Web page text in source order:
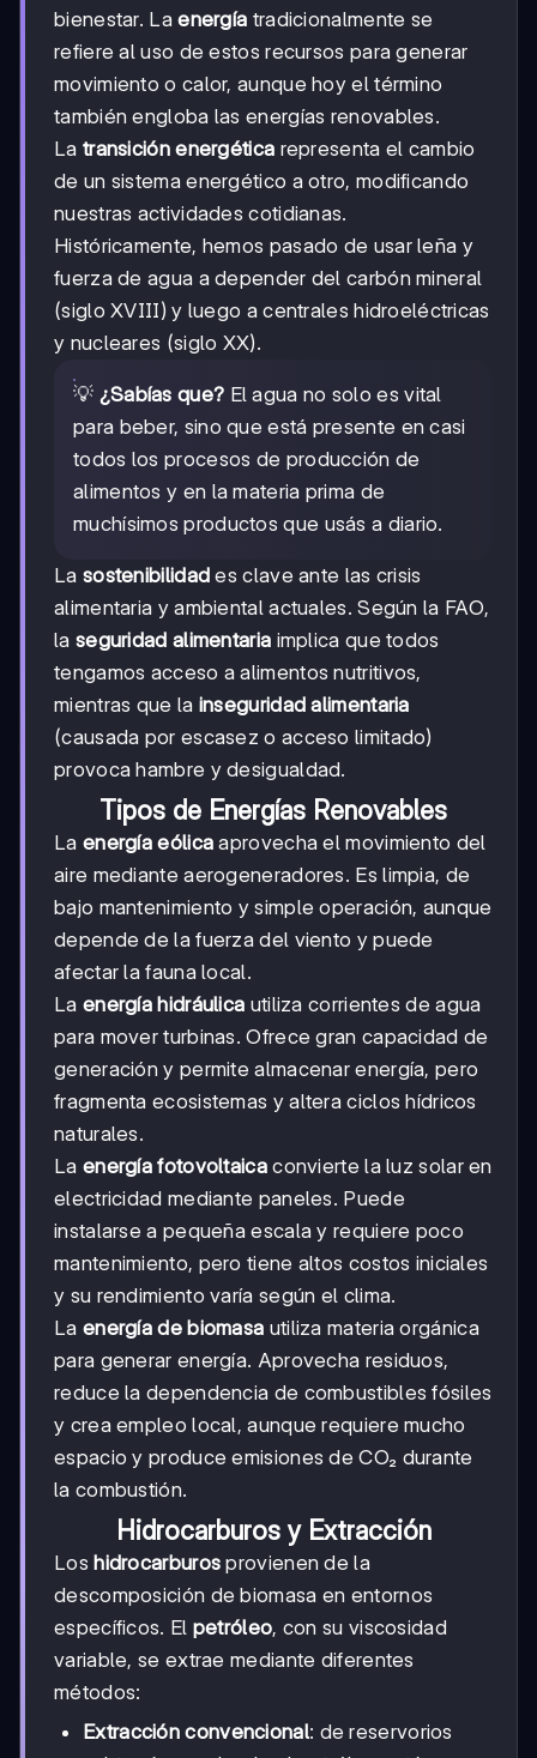
bienestar. Laenergía tradicionalmente se
refiere al uso de estos recursos para generar
movimiento o calor, aunque hoy el término
también engloba las energías renovables.
La transición energética representa el cambio
de un sistema energético a otro, modificando
nuestras actividades cotidianas.
Históricamente, hemos pasado de usar leña y
fuerza de agua a depender del carbón mineral
(siglo XVIII) y luego a centrales hidroeléctricas
y nucleares (siglo XX).
💡 ¿Sabías que? El agua no solo es vital
para beber, sino que está presente en casi
todos los procesos de producción de
alimentos y en la materia prima de
muchísimos productos que usás a diario.
La sostenibilidad es clave ante las crisis
alimentaria y ambiental actuales. Según la FAO,
la seguridad alimentaria implica que todos
tengamos acceso a alimentos nutritivos,
mientras que la inseguridad alimentaria
(causada por escasez o acceso limitado)
provoca hambre y desigualdad.
Tipos de Energías Renovables
La energía eólica aprovecha el movimiento del
aire mediante aerogeneradores. Es limpia, de
bajo mantenimiento y simple operación, aunque
depende de la fuerza del viento y puede
afectar la fauna local.
La energía hidráulica utiliza corrientes de agua
para mover turbinas. Ofrece gran capacidad de
generación y permite almacenar energía, pero
fragmenta ecosistemas y altera ciclos hídricos
naturales.
La energía fotovoltaicaconvierte la luz solar en
electricidad mediante paneles. Puede
instalarse a pequeña escala y requiere poco
mantenimiento, pero tiene altos costos iniciales
y su rendimiento varía según el clima.
La energía de biomasa utiliza materia orgánica
para generar energía. Aprovecha residuos,
reduce la dependencia de combustibles fósiles
y crea empleo local, aunque requiere mucho
espacio y produce emisiones de CO₂ durante
la combustión.
Hidrocarburos y Extracción
Loshidrocarburos provienen de la
descomposición de biomasa en entornos
específicos. El petróleo, con su viscosidad
variable, se extrae mediante diferentes
métodos:
Extracción convencional: de reservorios